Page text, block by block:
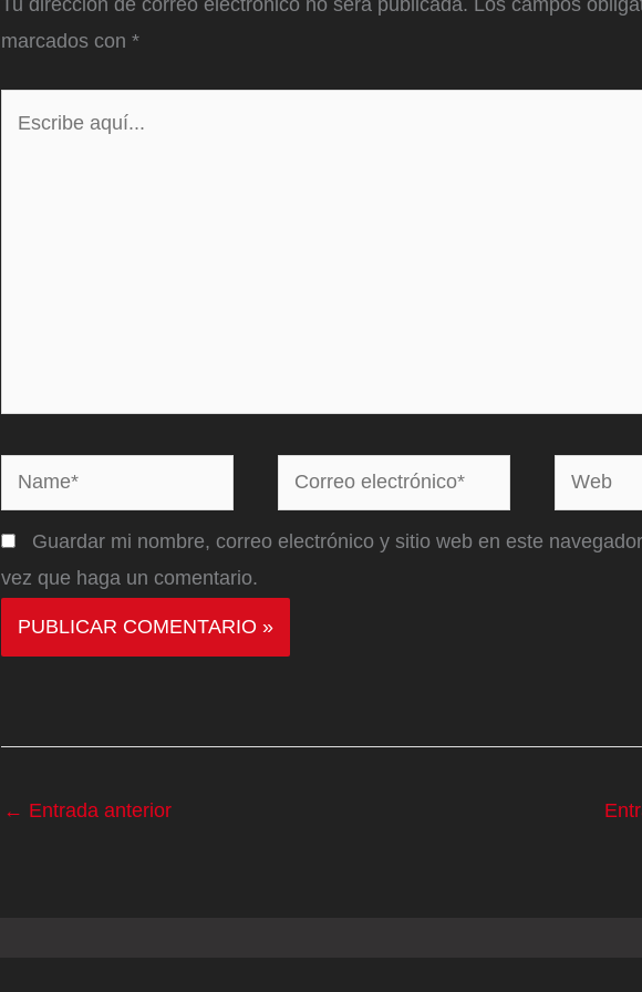
marcados con *
Name*
Correo
electrónico*
Web
Guardar mi nombre, correo electrónico y sitio web en este
vez que haga un comentario.
← Entrada anterior